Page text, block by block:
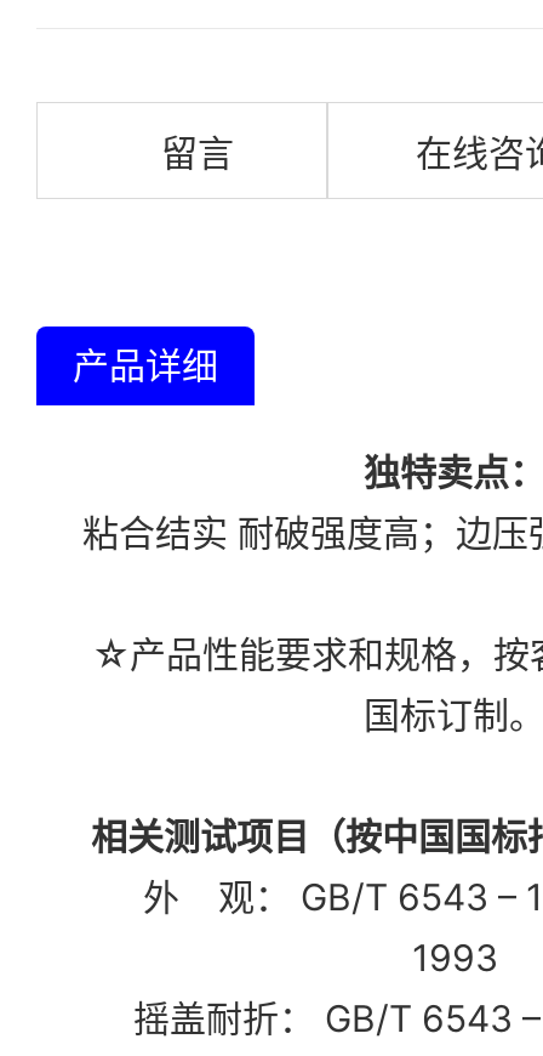
留言 在线咨
产品详细
独特卖点
粘合结实 耐破强度高；边压
☆产品性能要求和规格，按
国标订制
相关测试项目（按中国国标
外 观： GB/T 6543 –
1993
摇盖耐折： GB/T 6543 –